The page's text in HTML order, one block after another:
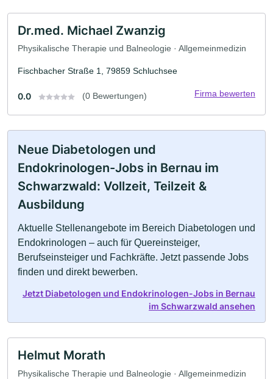
Dr.med. Michael Zwanzig
Physikalische Therapie und Balneologie · Allgemeinmedizin
Fischbacher Straße 1, 79859 Schluchsee
0.0 (0 Bewertungen) Firma bewerten
Neue Diabetologen und
Endokrinologen-Jobs in Bernau im
Schwarzwald: Vollzeit, Teilzeit &
Ausbildung
Aktuelle Stellenangebote im Bereich Diabetologen und
Endokrinologen – auch für Quereinsteiger,
Berufseinsteiger und Fachkräfte. Jetzt passende Jobs
finden und direkt bewerben.
Jetzt Diabetologen und Endokrinologen-Jobs in Bernau
im Schwarzwald ansehen
Helmut Morath
Physikalische Therapie und Balneologie · Allgemeinmedizin